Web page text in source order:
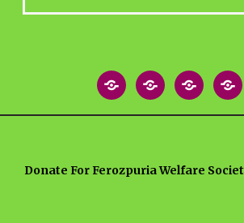
HomeAboutBlog
Post
Donate For Ferozpuria Welfare